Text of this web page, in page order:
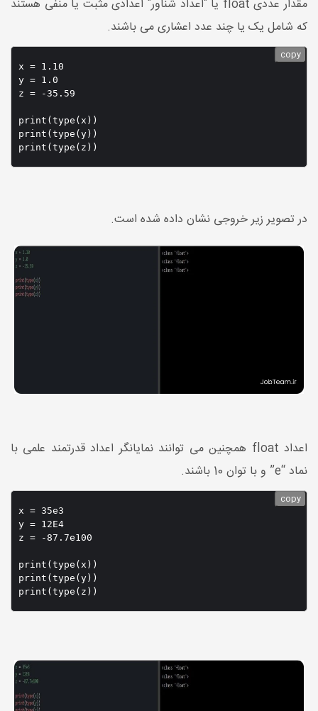
مقدار عددی float یا "اعداد شناور" اعدادی مثبت یا منفی هستند
که شامل یک یا چند عدد اعشاری می باشند.
x = 1.10
y = 1.0
z = -35.59
print(type(x))
print(type(y))
copy
در تصویر زیر خروجی نشان داده شده است.
اعداد float همچنین می توانند نمایانگر اعداد قدرتمند علمی با
نماد “e” و با توان 10 باشند.
x = 35e3
y = 12E4
z = -87.7e100
print(type(x))
print(type(y))
copy